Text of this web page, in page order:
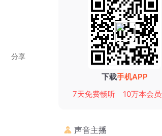
分享
下载手机APP
7天免费畅听
10万本会
声音主播